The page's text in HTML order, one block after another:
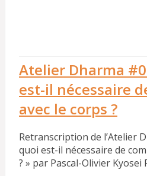
Atelier Dharma
est-il nécessaire
avec le corps ?
Retranscription de l’Atelier
quoi est-il nécessaire de
? » par Pascal-Olivier Kyosei